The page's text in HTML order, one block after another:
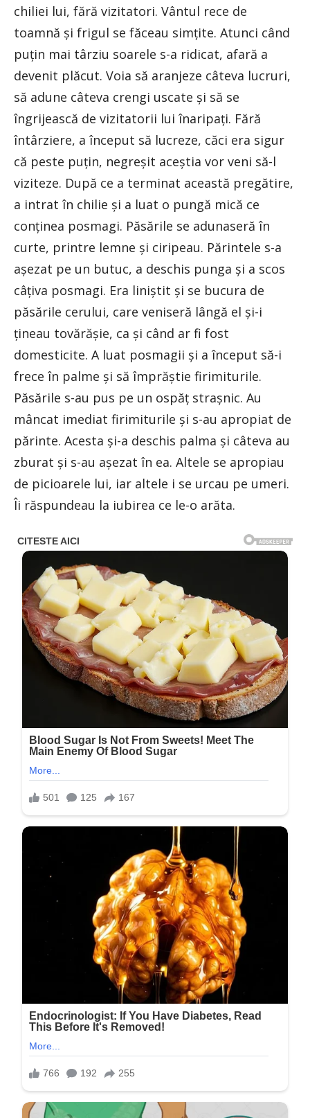
chiliei lui, fără vizitatori. Vântul rece de
toamnă și frigul se făceau simțite. Atunci când
puțin mai târziu soarele s-a ridicat, afară a
devenit plăcut. Voia să aranjeze câteva lucruri,
să adune câteva crengi uscate și să se
îngrijească de vizitatorii lui înaripați. Fără
întârziere, a început să lucreze, căci era sigur
că peste puțin, negreșit aceștia vor veni să-l
viziteze. După ce a terminat această pregătire,
a intrat în chilie și a luat o pungă mică ce
conținea posmagi. Păsările se adunaseră în
curte, printre lemne și ciripeau. Părintele s-a
așezat pe un butuc, a deschis punga și a scos
câțiva posmagi. Era liniștit și se bucura de
păsările cerului, care veniseră lângă el și-i
țineau tovărășie, ca și când ar fi fost
domesticite. A luat posmagii și a început să-i
frece în palme și să împrăștie firimiturile.
Păsările s-au pus pe un ospăț strașnic. Au
mâncat imediat firimiturile și s-au apropiat de
părinte. Acesta și-a deschis palma și câteva au
zburat și s-au așezat în ea. Altele se apropiau
de picioarele lui, iar altele i se urcau pe umeri.
Îi răspundeau la iubirea ce le-o arăta.